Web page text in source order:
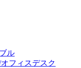
ル
フィスデスク